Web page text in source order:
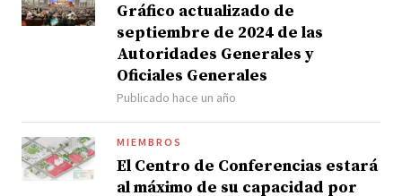
Gráfico actualizado de
septiembre de 2024 de las
Autoridades Generales y
Oficiales Generales
Publicado hace un año
MIEMBROS
El Centro de Conferencias estará
al máximo de su capacidad por